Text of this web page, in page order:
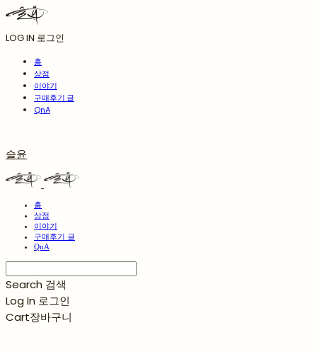
LOG IN 로그인
홈
상점
이야기
구매후기 글
QnA
슬윤
홈
상점
이야기
구매후기 글
QnA
Search 검색
Log In 로그인
Cart장바구니